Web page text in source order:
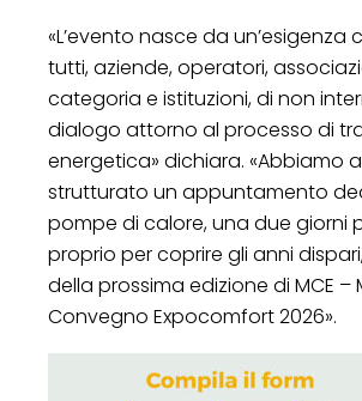
«L’evento nasce da un’esigenza
tutti, aziende, operatori,
categoria e istituzioni, di non
dialogo attorno al processo di
energetica» dichiara. «Abbiamo
strutturato un appuntamento
pompe di calore, una due giorni
proprio per coprire gli anni
della prossima edizione di MCE –
Convegno Expocomfort 2026».